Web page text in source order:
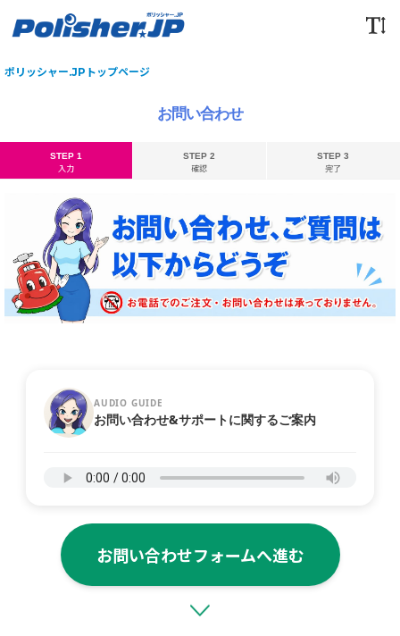
ポリッシャー.JPトップページ
お問い合わせ
STEP 1
入力
STEP 2
確認
STEP 3
完了
AUDIO GUIDE
お問い合わせ&サポートに関するご案内
お問い合わせフォームへ進む